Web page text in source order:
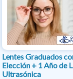
Lentes Graduados
Elección + 1 Año de
Ultrasónica